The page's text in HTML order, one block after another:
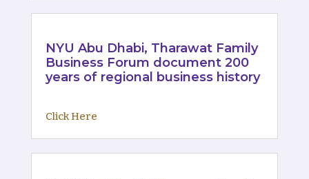
NYU Abu Dhabi, Tharawat Family
Business Forum document 200
years of regional business history
Click Here